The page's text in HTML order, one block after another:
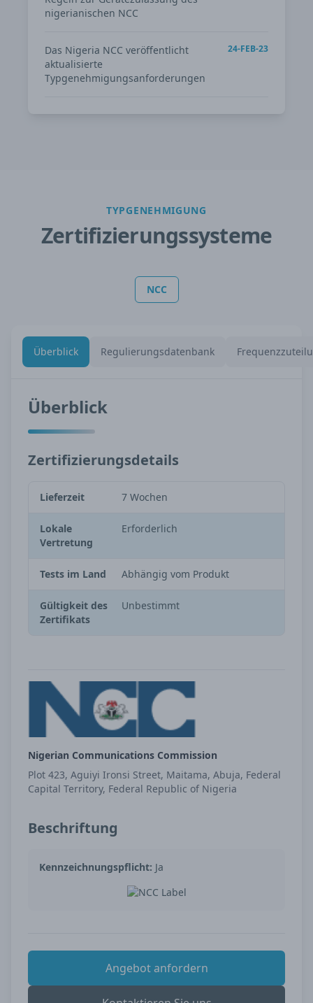
nigerianischen NCC
Das Nigeria NCC veröffentlicht
aktualisierte
Typgenehmigungsanforderungen
24-FEB-23
TYPGENEHMIGUNG
Zertifizierungssysteme
NCC
Überblick Regulierungsdatenbank
Überblick
Zertifizierungsdetails
Lieferzeit 7 Wochen
Lokale
Vertretung
Erforderlich
Tests im Land Abhängig vom Produkt
Gültigkeit des
Zertifikats
Unbestimmt
Nigerian Communications Commission
Plot 423, Aguiyi Ironsi Street, Maitama, Abuja, Federal
Capital Territory, Federal Republic of Nigeria
Beschriftung
Kennzeichnungspflicht: Ja
Angebot anfordern